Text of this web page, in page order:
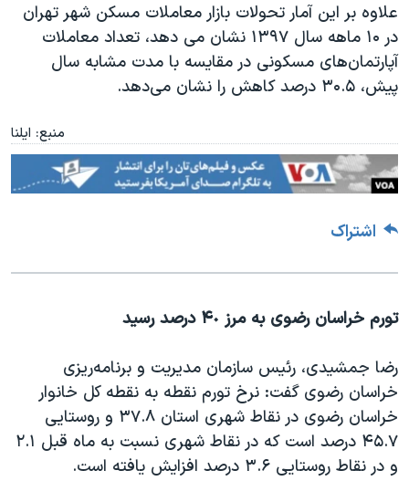
علاوه بر این آمار تحولات بازار معاملات مسکن شهر تهران
در ۱۰ ماهه سال ۱۳۹۷ نشان می دهد، تعداد معاملات
آپارتمان‌های مسکونی در مقایسه با مدت مشابه سال
پیش، ۳۰.۵ درصد کاهش را نشان می‌دهد
.
منبع: ایلنا
اشتراک
تورم خراسان رضوی به مرز ۴٠ درصد رسید
رضا جمشیدی، رئیس سازمان مدیریت و برنامه‌ریزی
خراسان رضوی گفت: نرخ تورم نقطه به نقطه کل خانوار
خراسان رضوی در نقاط شهری استان ٣٧.٨ و روستایی
۴۵.٧ درصد است که در نقاط شهری نسبت به ماه قبل ٢.١
و در نقاط روستایی ٣.۶ درصد افزایش یافته است
.